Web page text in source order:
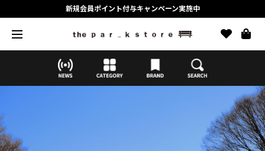
新規会員ポイント付与キャンペーン実施中